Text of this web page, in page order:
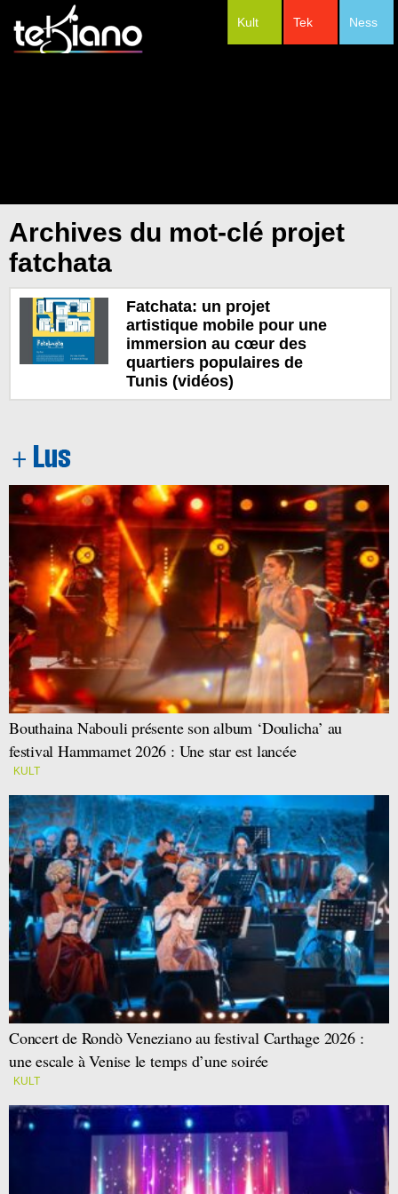
Ness
Tek
Kult
Archives du mot-clé projet
fatchata
Fatchata: un projet
artistique mobile pour une
immersion au cœur des
quartiers populaires de
Tunis (vidéos)
Bouthaina Nabouli présente son album ‘Doulicha’ au
festival Hammamet 2026 : Une star est lancée
KULT
Concert de Rondò Veneziano au festival Carthage 2026 :
une escale à Venise le temps d’une soirée
KULT